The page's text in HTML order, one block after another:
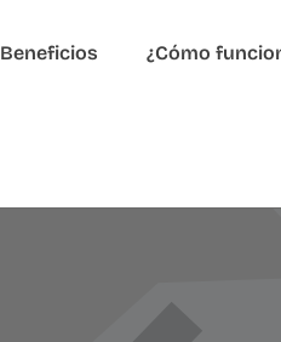
Beneficios ¿Cómo